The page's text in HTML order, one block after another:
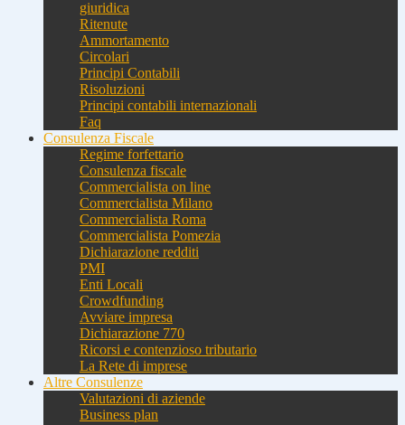
giuridica
Ritenute
Ammortamento
Circolari
Principi Contabili
Risoluzioni
Principi contabili internazionali
Faq
Consulenza Fiscale
Regime forfettario
Consulenza fiscale
Commercialista on line
Commercialista Milano
Commercialista Roma
Commercialista Pomezia
Dichiarazione redditi
PMI
Enti Locali
Crowdfunding
Avviare impresa
Dichiarazione 770
Ricorsi e contenzioso tributario
La Rete di imprese
Altre Consulenze
Valutazioni di aziende
Business plan